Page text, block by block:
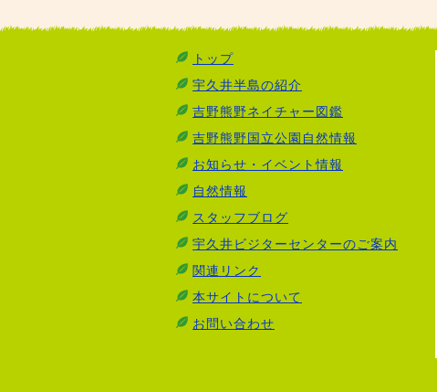
トップ
宇久井半島の紹介
吉野熊野ネイチャー図鑑
吉野熊野国立公園自然情報
お知らせ・イベント情報
自然情報
スタッフブログ
宇久井ビジターセンターのご案内
関連リンク
本サイトについて
お問い合わせ